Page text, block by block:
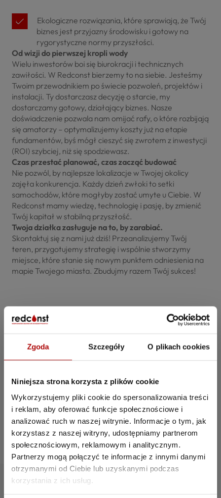
Zgoda Szczegóły O plikach cookies
Niniejsza strona korzysta z plików cookie
Wykorzystujemy pliki cookie do spersonalizowania treści
i reklam, aby oferować funkcje społecznościowe i
analizować ruch w naszej witrynie. Informacje o tym, jak
korzystasz z naszej witryny, udostępniamy partnerom
społecznościowym, reklamowym i analitycznym.
Partnerzy mogą połączyć te informacje z innymi danymi
otrzymanymi od Ciebie lub uzyskanymi podczas
korzystania z ich usług.
Ekologiczne rozwiązania, które sprawiają, że Twój
biznes jest przyjazny środowisku i gotowy na
rygorystyczne normy przyszłości.
​Od wizji do pierwszej kropli wody
​Wielu inwestorów boi się biurokracji i technicznych
zawiłości. W Redconst bierzemy to na siebie. Jesteśmy
Twoim przewodnikiem po świecie pozwoleń, projektów i
instalacji. Ty dostarczasz decyzję o starcie, my
dostarczamy gotowy, działający biznes. Nasze
doświadczenie pozwala nam omijać rafy, o które rozbijają
się amatorzy – optymalizujemy koszty już na etapie
fundamentów, byś mógł cieszyć się zwrotem z inwestycji
(ROI) szybciej, niż się spodziewasz.
​Czas przestać planować, czas zacząć budować
​Nie pozwól, by najlepsze lokalizacje w Twojej okolicy
zajęła konkurencja. Każdy dzień zwłoki to setki
samochodów, które mogłyby zostać umyte u Ciebie. W
Redconst mamy wiedzę, technologię i pasję, by zmienić
Twój kapitał w stabilną przyszłość.
​Twoja działka zasługuje na to, by zarabiać.
​Skontaktuj się z nami już dziś! Przeanalizujemy Twój
teren, przygotujemy strategię i wspólnie stworzymy
miejsce, które stanie się nowym punktem odniesienia na
mapie Twojego miasta. Zbudujmy razem Twój sukces!
Marcin Orlik
Autor artykułu
wizjonerski lider i inspirujący mentor, który
motywuje zespół do realizacji ambitnych
projektów. Jego kreatywność, strategiczne
myślenie i zrozumienie rynku stanowią
fundament sukcesu firmy.